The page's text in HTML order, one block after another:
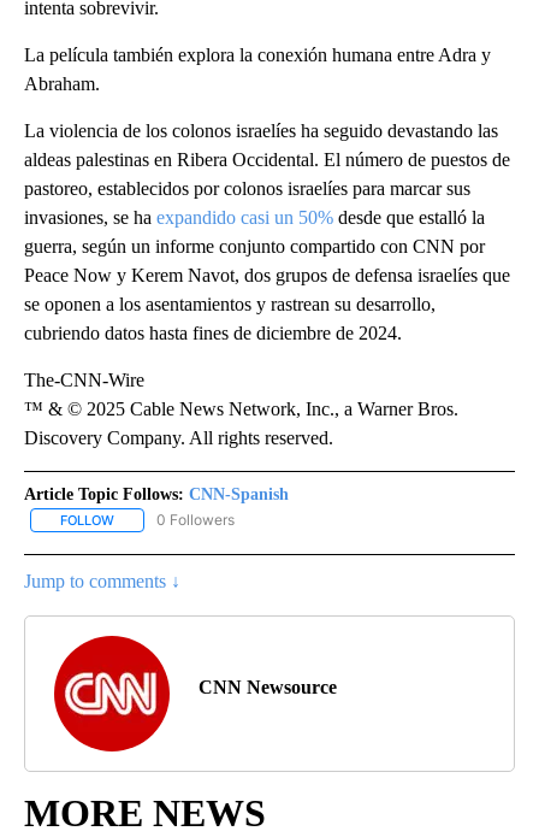
intenta sobrevivir.
La película también explora la conexión humana entre Adra y
Abraham.
La violencia de los colonos israelíes ha seguido devastando las
aldeas palestinas en Ribera Occidental. El número de puestos de
pastoreo, establecidos por colonos israelíes para marcar sus
invasiones, se ha expandido casi un 50% desde que estalló la
guerra, según un informe conjunto compartido con CNN por
Peace Now y Kerem Navot, dos grupos de defensa israelíes que
se oponen a los asentamientos y rastrean su desarrollo,
cubriendo datos hasta fines de diciembre de 2024.
The-CNN-Wire
™ & © 2025 Cable News Network, Inc., a Warner Bros.
Discovery Company. All rights reserved.
Article Topic Follows: CNN-Spanish
FOLLOW FOLLOW "CNN-SPANISH" TO RECEIVE NOTIFICATIONS ABOUT
0 Followers
Jump to comments ↓
CNN Newsource
MORE NEWS